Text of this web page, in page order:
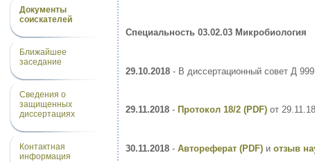
Документы
соискателей
Ближайшее
заседание
Сведения о
защищенных
диссертациях
Контактная
информация
Специальность 03.02.03 Микробиология
29.10.2018 - В диссертационный совет Д
29.11.2018 - Протокол 18/2 (PDF) от
30.11.2018 - Автореферат (PDF) и отзыв